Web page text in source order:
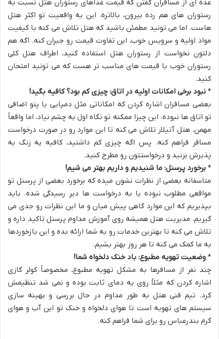
عده ای از مسافران گفتن که قیمت غذاهای رستوران هتل نسبت به
رستوران های هم رده بیرون، بالاتره. این یه واقعیت تو اکثر هتل
هاست. اما می تونید مطمئن باشید که هتل تلاش می کنه با کیفیت
مواد اولیه و سرویس خوب، این تفاوت قیمت رو جبران کنه. اگه هم
دلتون نخواست از رستوران هتل استفاده کنید، اطراف هتل کلی
رستوران خوب با قیمت های مناسب تر هست که می تونید امتحان
کنید.
* نبود برخی امکانات اولیه در اتاق: چیزی کم بود؟ کافیه بگید!
بعضی مسافران اشاره کردن که امکاناتی مثل دمپایی یا پتو اضافی
تو اتاق ها نبوده. این چیزا ممکنه تو نگاه اول به چشم نیاد، اما واقعاً
مهمن. هتل آتیلار تلاش می کنه تا این موارد رو در صورت درخواست
مسافر فراهم کنه. پس اگه چیزی کم داشتید، کافیه یه زنگ به
پذیرش بزنید و درخواستتون رو مطرح کنید.
* برخورد پرسنل: ما شنیدیم و داریم بهتر می شیم!
متاسفانه بعضی از نظرات نشون میده که برخورد بعضی از پرسنل تو
مواقعی مطلوب نبوده یا به درخواست ها دیر رسیدگی شده. باید
بپذیریم که این موارد گاهی پیش میان و ما این نظرات رو جدی می
گیریم. مدیریت هتل همیشه روی آموزش مداوم پرسنل تاکید داره و
تلاش می کنه تا بهترین خدمات رو به شما ارائه بده و این بازخوردها
به ما کمک می کنه تا هر روز بهتر بشیم.
* وضعیت تهویه مطبوع: باد خنک دلخواه شما!
چند نفر از مسافرها به مشکل تهویه مطبوع، مخصوصاً کولر گازی
اشاره کردن که مثلاً روی یه دمای ثابت بوده و نمی شد تنظیمش
کرد. تیم فنی هتل به طور مداوم در حال بررسی و بهینه سازی
سیستم های تهویه است تا هوای دلخواه و خنک تو این آب و هوای
گرم بندرعباس رو برای شما فراهم کنه.